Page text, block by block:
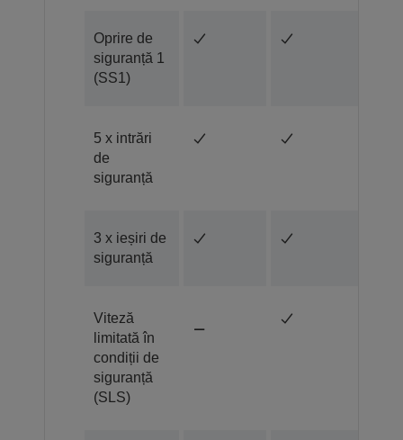
Oprire de
siguranță 1
(SS1)
5 x intrări
de
siguranță
3 x ieșiri de
siguranță
Viteză
limitată în
condiții de
siguranță
(SLS)